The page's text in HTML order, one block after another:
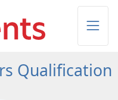
Qualification